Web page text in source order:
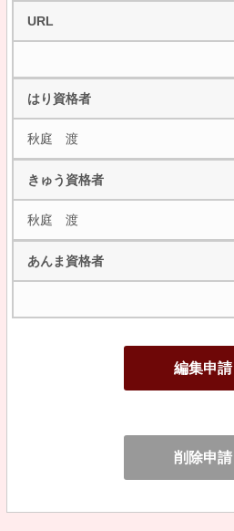
URL
はり資格者
秋庭 渡
きゅう資格者
秋庭 渡
あんま資格者
編集申請
削除申請